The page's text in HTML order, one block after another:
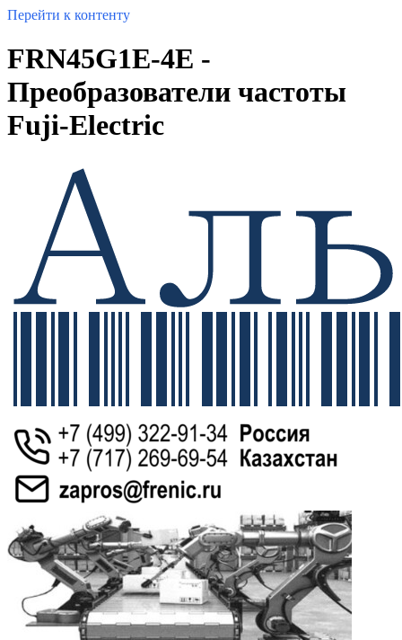
Перейти к контенту
FRN45G1E-4E -
Преобразователи частоты
Fuji-Electric